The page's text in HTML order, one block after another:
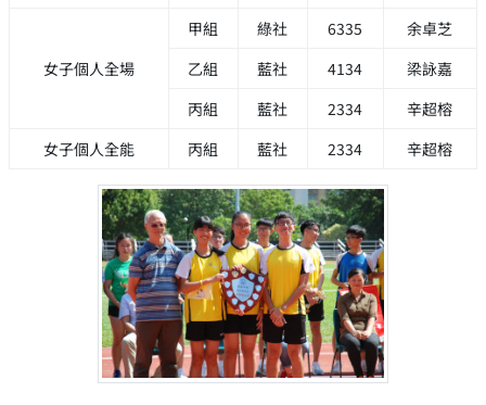
女子個人全場
甲組 綠社 6335
余卓芝
乙組
藍社 4134
梁詠嘉
丙組
藍社 2334
辛超榕
女子個人全能
丙組 藍社 2334 辛超榕